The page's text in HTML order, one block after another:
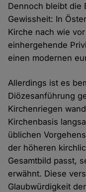
Dennoch bleibt die
Gewissheit: In
Kirche nach wie
einhergehende
einen modernen
Allerdings ist es
Diözesanführung
Kirchenriegen
Kirchenbasis
üblichen
der höheren
Gesamtbild passt,
erwähnt. Diese
Glaubwürdigkeit